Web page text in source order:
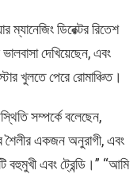
ম্যানেজিং ডিরেক্টর রিতেশ
দেখিয়েছেন, এবং
খুলতে পেরে রোমাঞ্চিত।
সম্পর্কে বলেছেন,
শৈলীর একজন অনুরাগী, এবং
বহুমুখী এবং ট্রেন্ডি।” “আমি